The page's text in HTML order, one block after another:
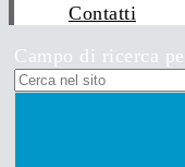
Contatti
Campo di ricerca